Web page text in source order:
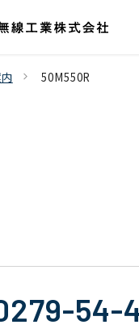
50M550R
54-